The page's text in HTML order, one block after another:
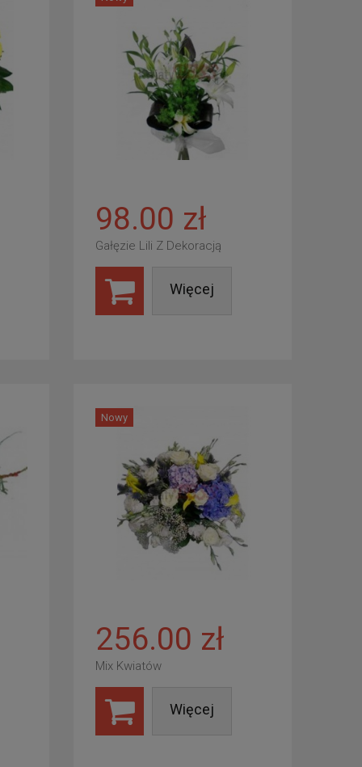
98.00 zł
Gałęzie Lili Z Dekoracją
Więcej
Nowy
256.00 zł
Mix Kwiatów
Więcej